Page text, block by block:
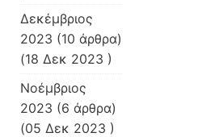
Δεκέμβριος
2023 (10 άρθρα)
(18 Δεκ 2023 )
Νοέμβριος
2023 (6 άρθρα)
(05 Δεκ 2023 )